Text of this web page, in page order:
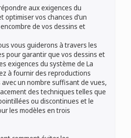
aux exigences du
optimiser vos chances d’un
de vos dessins et
vous guiderons à travers les
pour garantir que vos dessins et
exigences du système de La
à fournir des reproductions
un nombre suffisant de vues,
des techniques telles que
ou discontinues et le
les modèles en trois